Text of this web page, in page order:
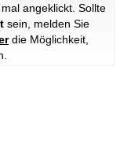
angeklickt. Sollte
sein, melden Sie
die Möglichkeit,